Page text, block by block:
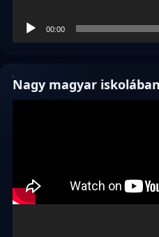
00:00
Nagy magyar iskolában